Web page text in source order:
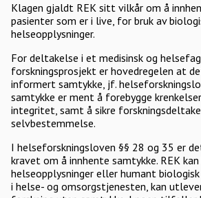
Klagen gjaldt REK sitt vilkår om å
pasienter som er i live, for bruk av
helseopplysninger.
For deltakelse i et medisinsk og
forskningsprosjekt er hovedregelen at
informert samtykke, jf.
samtykke er ment å forebygge
integritet, samt å sikre
selvbestemmelse.
I helseforskningsloven §§ 28 og 35 er
kravet om å innhente samtykke. REK
helseopplysninger eller humant
i helse- og omsorgstjenesten, kan